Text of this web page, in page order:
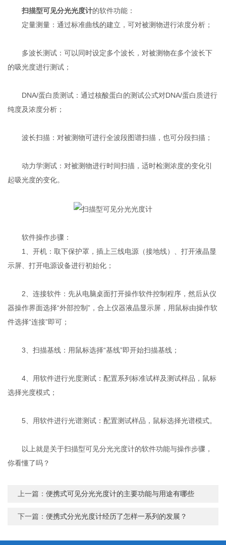
扫描型可见分光光度计的软件功能：
定量测量：通过标准曲线的建立，可对被测物进行浓度分析；
多波长测试：可以同时设定多个波长，对被测物在多个波长下
的吸光度进行测试；
DNA/蛋白质测试：通过核酸蛋白的测试公式对DNA/蛋白质进行
纯度及浓度分析；
波长扫描：对被测物可进行全波段图谱扫描，也可分段扫描；
动力学测试：对被测物进行时间扫描，适时检测浓度的变化引
起吸光度的变化。
软件操作步骤：
1、开机：取下保护罩，插上三线电源（接地线）、打开液晶显
示屏、打开电源设备进行初始化；
2、连接软件：先从电脑桌面打开操作软件控制程序，然后从仪
器操作界面选择“外部控制”，合上仪器液晶显示屏，用鼠标由操作软
件选择“连接”即可；
3、扫描基线：用鼠标选择“基线”即开始扫描基线；
4、用软件进行光度测试：配置系列标准试样及测试样品，鼠标
选择光度模式；
5、用软件进行光谱测试：配置测试样品，鼠标选择光谱模式。
以上就是关于扫描型可见分光光度计的软件功能与操作步骤，
你看懂了吗？
上一篇：便携式可见分光光度计的主要功能与用途有哪些
下一篇：便携式分光光度计经历了怎样一系列的发展？